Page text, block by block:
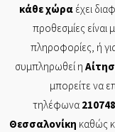
κάθε χώρα έχει
προθεσμίες είναι
πληροφορίες, ή
συμπληρωθεί η
μπορείτε να
τηλέφωνα
Θεσσαλονίκη καθώς